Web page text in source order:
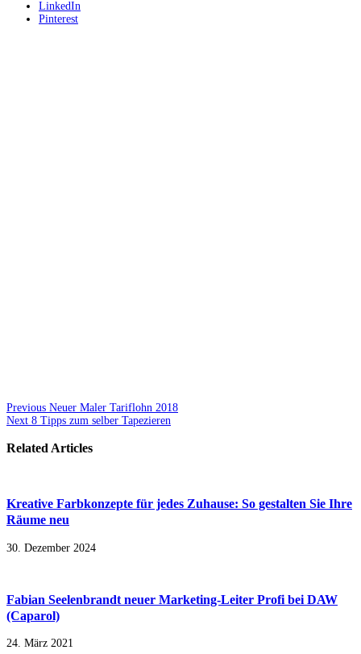
LinkedIn
Pinterest
Previous Neuer Maler Tariflohn 2018
Next 8 Tipps zum selber Tapezieren
Related Articles
Kreative Farbkonzepte für jedes Zuhause: So gestalten Sie Ihre
Räume neu
30. Dezember 2024
Fabian Seelenbrandt neuer Marketing-Leiter Profi bei DAW
(Caparol)
24. März 2021